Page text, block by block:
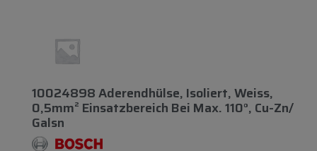
10024898 Aderendhülse, Isoliert, Weiss,
0,5mm² Einsatzbereich Bei Max. 110°, Cu-Zn/
Galsn